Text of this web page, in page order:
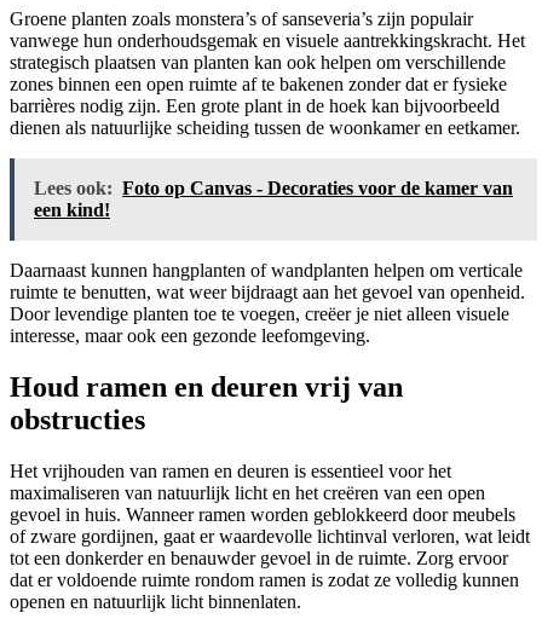
Groene planten zoals monstera’s of sanseveria’s zijn populair
vanwege hun onderhoudsgemak en visuele aantrekkingskracht. Het
strategisch plaatsen van planten kan ook helpen om verschillende
zones binnen een open ruimte af te bakenen zonder dat er fysieke
barrières nodig zijn. Een grote plant in de hoek kan bijvoorbeeld
dienen als natuurlijke scheiding tussen de woonkamer en eetkamer.
Lees ook: Foto op Canvas - Decoraties voor de kamer van
een kind!
Daarnaast kunnen hangplanten of wandplanten helpen om verticale
ruimte te benutten, wat weer bijdraagt aan het gevoel van openheid.
Door levendige planten toe te voegen, creëer je niet alleen visuele
interesse, maar ook een gezonde leefomgeving.
Houd ramen en deuren vrij van
obstructies
Het vrijhouden van ramen en deuren is essentieel voor het
maximaliseren van natuurlijk licht en het creëren van een open
gevoel in huis. Wanneer ramen worden geblokkeerd door meubels
of zware gordijnen, gaat er waardevolle lichtinval verloren, wat leidt
tot een donkerder en benauwder gevoel in de ruimte. Zorg ervoor
dat er voldoende ruimte rondom ramen is zodat ze volledig kunnen
openen en natuurlijk licht binnenlaten.